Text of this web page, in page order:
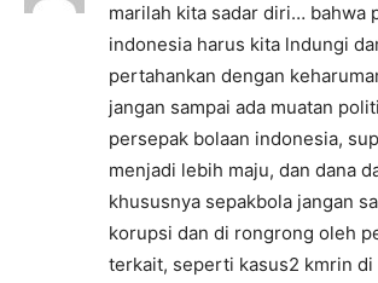
marilah kita sadar diri… bahwa
indonesia harus kita lndungi
pertahankan dengan
jangan sampai ada muatan
persepak bolaan indonesia,
menjadi lebih maju, dan dana
khususnya sepakbola jangan
korupsi dan di rongrong oleh
terkait, seperti kasus2 kmrin di